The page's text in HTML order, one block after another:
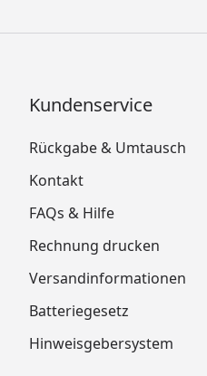
Kundenservice
Rückgabe & Umtausch
Kontakt
FAQs & Hilfe
Rechnung drucken
Versandinformationen
Batteriegesetz
Hinweisgebersystem